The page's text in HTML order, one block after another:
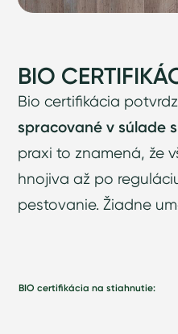
BIO
Bio certifikácia
spracované v súlade
praxi to znamená, že
hnojiva až po
pestovanie. Žiadne
BIO certifikácia na stiahnutie: